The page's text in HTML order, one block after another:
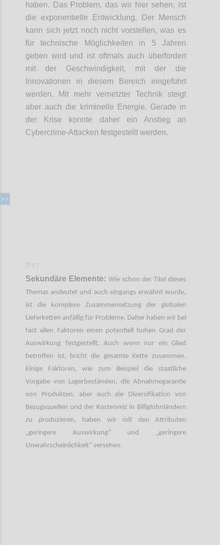
haben. Das Problem, das wir hier sehen, ist
die exponentielle Entwicklung. Der Mensch
kann sich jetzt noch nicht vorstellen, was es
für technische Möglichkeiten in 5 Jahren
geben wird und ist oftmals auch überfordert
mit der Geschwindigkeit, mit der die
Innovationen in diesem Bereich eingeführt
werden. Mit mehr vernetzter Technik steigt
aber auch die kriminelle Energie. Gerade in
der Krise konnte daher ein Anstieg an
Cybercrime-Attacken festgestellt werden.
Sekundäre Elemente:Wie schon der Titel dieses
Themas andeutet und auch eingangs erwähnt wurde,
ist die komplexe Zusammensetzung der globalen
Lieferketten anfällig für Probleme. Daher haben wir bei
fast allen Faktoren einen potentiell hohen Grad der
Auswirkung festgestellt. Auch wenn nur ein Glied
betroffen ist, bricht die gesamte Kette zusammen.
Einige Faktoren, wie zum Beispiel die staatliche
Vorgabe von Lagerbeständen, die Abnahmegarantie
von Produkten, aber auch die Diversifikation von
Bezugsquellen und der Kostenreiz in Billiglohnländern
zu produzieren, haben wir mit den Attributen
„geringere Auswirkung“ und „geringere
Unwahrscheinlichkeit“ versehen.